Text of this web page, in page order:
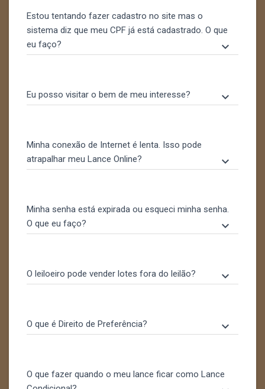
Estou tentando fazer cadastro no site mas o
sistema diz que meu CPF já está cadastrado. O que
eu faço?
keyboard_arrow_down
Eu posso visitar o bem de meu interesse? keyboard_arrow_down
Minha conexão de Internet é lenta. Isso pode
atrapalhar meu Lance Online?
keyboard_arrow_down
Minha senha está expirada ou esqueci minha senha.
O que eu faço?
keyboard_arrow_down
O leiloeiro pode vender lotes fora do leilão? keyboard_arrow_down
O que é Direito de Preferência? keyboard_arrow_down
O que fazer quando o meu lance ficar como Lance